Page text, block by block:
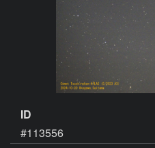
ID
#113556